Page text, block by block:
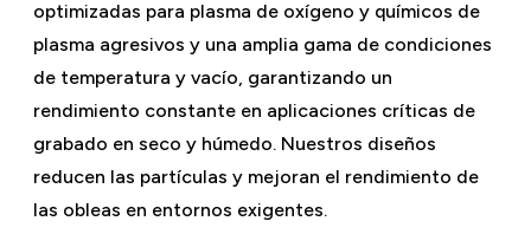
optimizadas para plasma de oxígeno y químicos de
plasma agresivos y una amplia gama de condiciones
de temperatura y vacío, garantizando un
rendimiento constante en aplicaciones críticas de
grabado en seco y húmedo. Nuestros diseños
reducen las partículas y mejoran el rendimiento de
las obleas en entornos exigentes.